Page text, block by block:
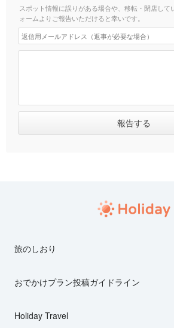
スポット情報に誤りがある場合や、移転・閉店して
ォームよりご報告いただけると幸いです。
旅のしおり
おでかけプラン投稿ガイドライン
Holiday Travel